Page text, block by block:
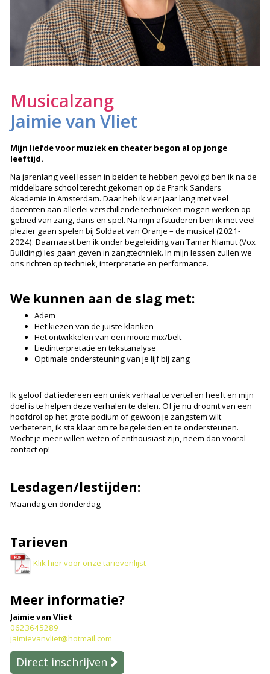
Musicalzang
Jaimie van Vliet
Mijn liefde voor muziek en theater begon al op jonge
leeftijd.
Na jarenlang veel lessen in beiden te hebben gevolgd ben ik na de
middelbare school terecht gekomen op de Frank Sanders
Akademie in Amsterdam. Daar heb ik vier jaar lang met veel
docenten aan allerlei verschillende technieken mogen werken op
gebied van zang, dans en spel. Na mijn afstuderen ben ik met veel
plezier gaan spelen bij Soldaat van Oranje – de musical (2021-
2024). Daarnaast ben ik onder begeleiding van Tamar Niamut (Vox
Building) les gaan geven in zangtechniek. In mijn lessen zullen we
ons richten op techniek, interpretatie en performance.
We kunnen aan de slag met:
Adem
Het kiezen van de juiste klanken
Het ontwikkelen van een mooie mix/belt
Liedinterpretatie en tekstanalyse
Optimale ondersteuning van je lijf bij zang
Ik geloof dat iedereen een uniek verhaal te vertellen heeft en mijn
doel is te helpen deze verhalen te delen. Of je nu droomt van een
hoofdrol op het grote podium of gewoon je zangstem wilt
verbeteren, ik sta klaar om te begeleiden en te ondersteunen.
Mocht je meer willen weten of enthousiast zijn, neem dan vooral
contact op!
Lesdagen/lestijden:
Maandag en donderdag
Tarieven
Klik hier voor onze tarievenlijst
Meer informatie?
Jaimie van Vliet
0623645289
jaimievanvliet@hotmail.com
Direct inschrijven